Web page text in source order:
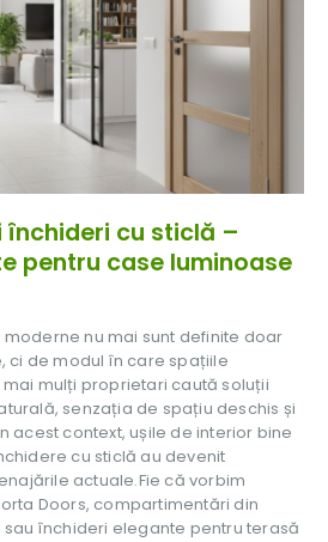
închideri cu sticlă –
pentru case luminoase
nu mai sunt definite doar
ci de modul în care spațiile
mulți proprietari caută soluții
senzația de spațiu deschis și
acest context, ușile de interior bine
cu sticlă au devenit
actuale.Fie că vorbim
Doors, compartimentări din
închideri elegante pentru terasă